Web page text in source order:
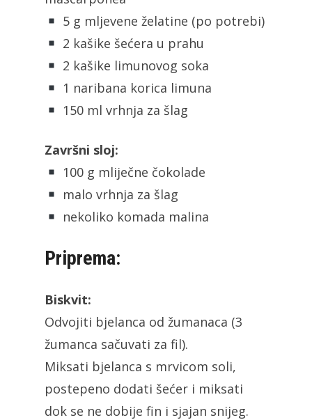
5 g mljevene želatine (po potrebi)
2 kašike šećera u prahu
2 kašike limunovog soka
1 naribana korica limuna
150 ml vrhnja za šlag
Završni sloj:
100 g mliječne čokolade
malo vrhnja za šlag
nekoliko komada malina
Priprema:
Biskvit:
Odvojiti bjelanca od žumanaca (3
žumanca sačuvati za fil).
Miksati bjelanca s mrvicom soli,
postepeno dodati šećer i miksati
dok se ne dobije fin i sjajan snijeg.